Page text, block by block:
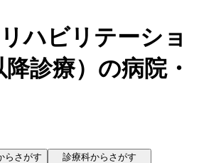
リハビリテーショ
降診療） の病院・
らさがす
診療科からさがす